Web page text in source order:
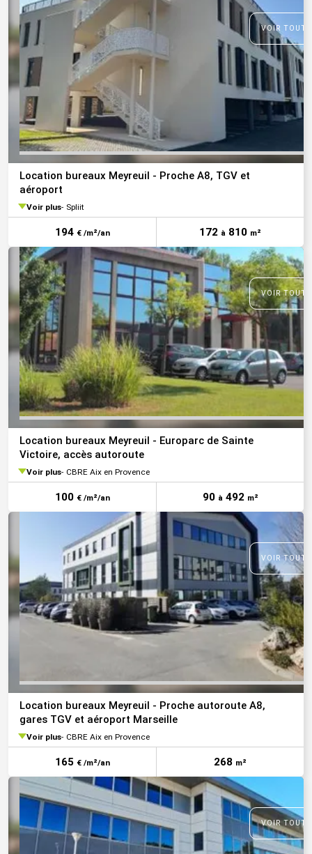
VOIR
Location bureaux Meyreuil - Proche A8, TGV et
aéroport
Voir plus Spliit
194 € /m²/an 172 à 810 m²
VOIR
Location bureaux Meyreuil - Europarc de Sainte
Victoire, accès autoroute
Voir plus CBRE Aix en Provence
100 € /m²/an 90 à492 m²
VOIR
Location bureaux Meyreuil - Proche autoroute A8,
gares TGV et aéroport Marseille
Voir plus CBRE Aix en Provence
165 € /m²/an 268 m²
VOIR